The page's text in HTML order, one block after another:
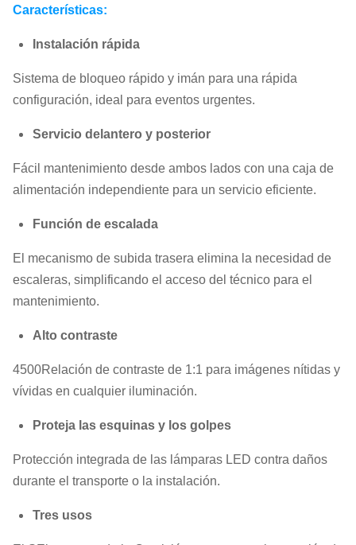
Características:
Instalación rápida
Sistema de bloqueo rápido y imán para una rápida
configuración, ideal para eventos urgentes.
Servicio delantero y posterior
Fácil mantenimiento desde ambos lados con una caja de
alimentación independiente para un servicio eficiente.
Función de escalada
El mecanismo de subida trasera elimina la necesidad de
escaleras, simplificando el acceso del técnico para el
mantenimiento.
Alto contraste
4500Relación de contraste de 1:1 para imágenes nítidas y
vívidas en cualquier iluminación.
Proteja las esquinas y los golpes
Protección integrada de las lámparas LED contra daños
durante el transporte o la instalación.
Tres usos